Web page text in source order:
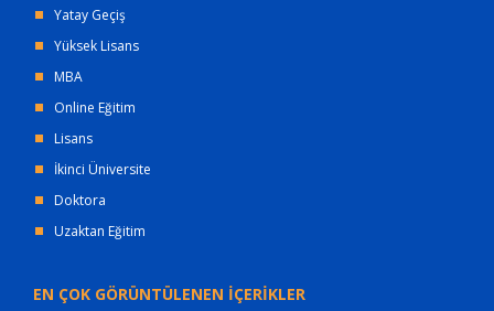
Yatay Geçiş
Yüksek Lisans
MBA
Online Eğitim
Lisans
İkinci Üniversite
Doktora
Uzaktan Eğitim
EN ÇOK GÖRÜNTÜLENEN İÇERİKLER